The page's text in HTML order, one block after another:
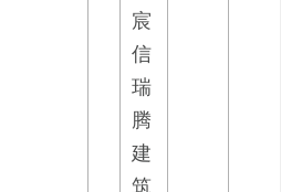
宸
信
瑞
腾
建
筑